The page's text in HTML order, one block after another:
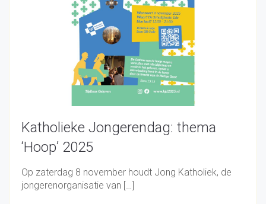
Katholieke Jongerendag: thema
‘Hoop’ 2025
Op zaterdag 8 november houdt Jong Katholiek, de
jongerenorganisatie van […]